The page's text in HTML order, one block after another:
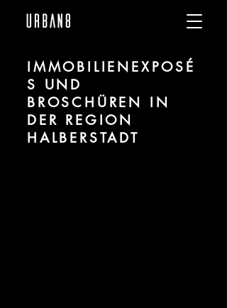
IMMOBILIENEXPOSÉ
S UND
BROSCHÜREN IN
DER REGION
HALBERSTADT